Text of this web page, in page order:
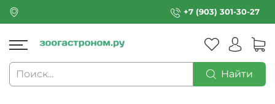
+7 (903) 301-30-27
Найти